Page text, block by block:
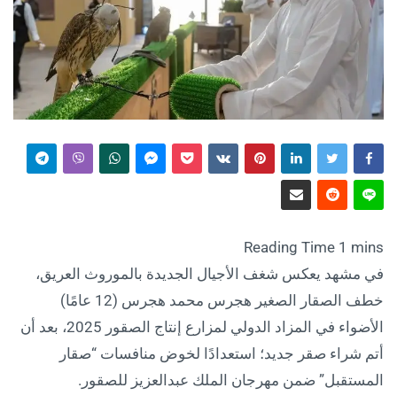
في مشهد يعكس شغف الأجيال الجديدة بالموروث العريق،
خطف الصقار الصغير هجرس محمد هجرس (12 عامًا)
الأضواء في المزاد الدولي لمزارع إنتاج الصقور 2025، بعد أن
أتم شراء صقر جديد؛ استعدادًا لخوض منافسات “صقار
المستقبل” ضمن مهرجان الملك عبدالعزيز للصقور.